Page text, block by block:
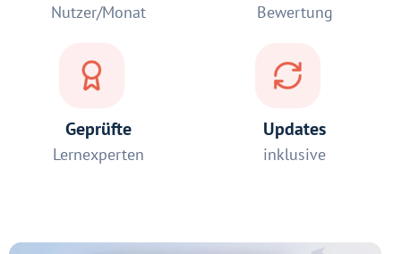
Nutzer/Monat Bewertung
Geprüfte
Lernexperten
Updates
inklusive